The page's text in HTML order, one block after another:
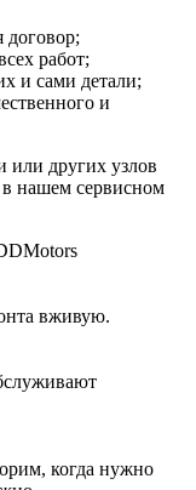
договор;
работ;
и сами детали;
и
или других узлов
нашем сервисном
вживую.
когда нужно